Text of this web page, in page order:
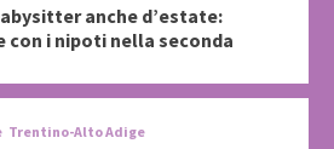
anche d’estate:
con i nipoti nella seconda
Trentino-Alto Adige